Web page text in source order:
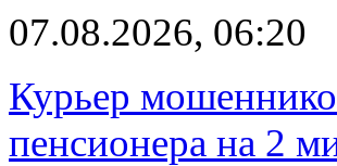
07.08.2026, 06:20
Курьер
пенсионера на 2